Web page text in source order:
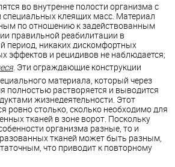
во внутренне полости организма с
клеящих масс. Материал
по отношению к задействованным
правильной реабилитации в
период, никаких дискомфортных
эффектов и рецидивов не наблюдается;
. Эти ограждающие конструкции
материала, который через
полностью растворяется и выводится
жизнедеятельности. Этот
ровно столько, сколько необходимо для
тканей в зоне ворот. Поскольку
организма разные, то и
тканей может быть разным,
что приводит к повторному